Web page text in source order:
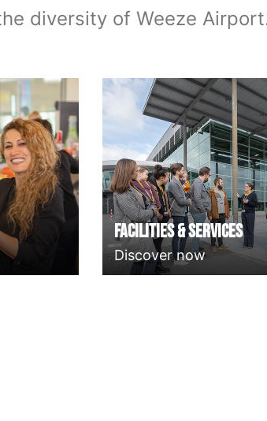
diversity of Weeze
Facilities & Services
Discover now